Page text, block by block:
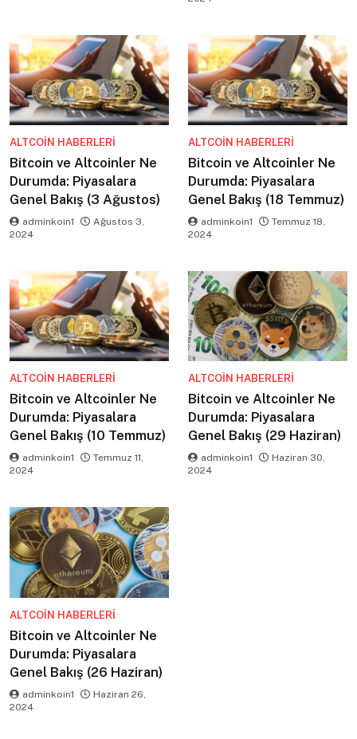
ALTCOIN HABERLERI
Bitcoin ve Altcoinler Ne
Durumda: Piyasalara
Genel Bakış (3 Ağustos)
adminkoin1
Ağustos 3,
2024
ALTCOIN HABERLERI
Bitcoin ve Altcoinler Ne
Durumda: Piyasalara
Genel Bakış (18 Temmuz)
adminkoin1
Temmuz 18,
2024
ALTCOIN HABERLERI
Bitcoin ve Altcoinler Ne
Durumda: Piyasalara
Genel Bakış (10 Temmuz)
adminkoin1
Temmuz 11,
2024
ALTCOIN HABERLERI
Bitcoin ve Altcoinler Ne
Durumda: Piyasalara
Genel Bakış (29 Haziran)
adminkoin1
Haziran 30,
2024
ALTCOIN HABERLERI
Bitcoin ve Altcoinler Ne
Durumda: Piyasalara
Genel Bakış (26 Haziran)
adminkoin1
Haziran 26,
2024